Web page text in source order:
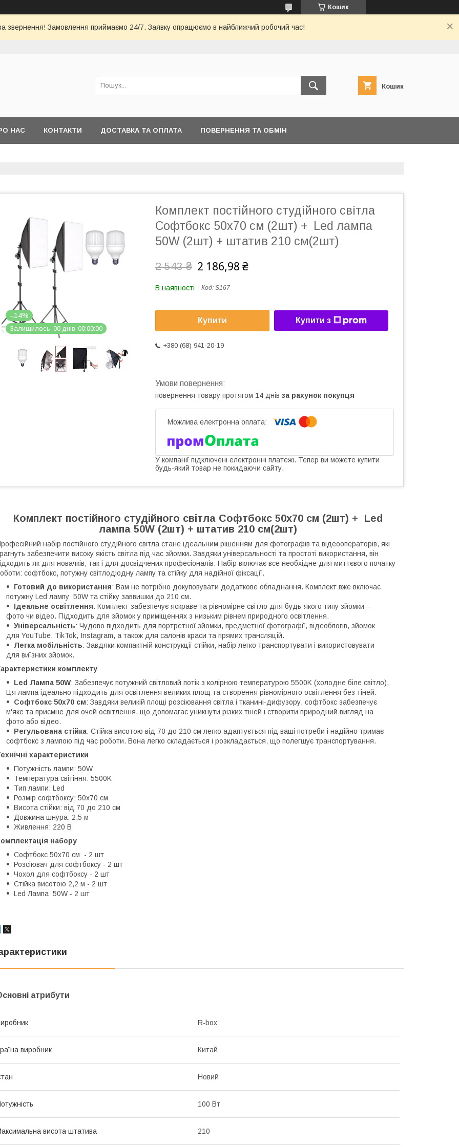
Кошик
звернення! Замовлення приймаємо 24/7. Заявку опрацюємо в найближчий робочий час!
Кошик
НАС КОНТАКТИ ДОСТАВКА ТА ОПЛАТА ПОВЕРНЕННЯ ТА ОБМІН
–14%
Залишилось 00 днів 00 00 00
Комплект постійного студійного світла
Софтбокс 50х70 см (2шт) + Led лампа
50W (2шт) + штатив 210 см(2шт)
2 543 ₴ 2 186,98 ₴
В наявності Код: S167
Купити Купити з
+380 (68) 941-20-19
повернення товару протягом 14 днів за рахунок покупця
У компанії підключені електронні платежі. Тепер ви можете купити
будь-який товар не покидаючи сайту.
Комплект постійного студійного світла Софтбокс 50х70 см (2шт) + Led
лампа 50W (2шт) + штатив 210 см(2шт)
набір постійного студійного світла стане ідеальним рішенням для фотографів та відеооператорів, які
забезпечити високу якість світла під час зйомки. Завдяки універсальності та простоті використання, він
як для новачків, так і для досвідчених професіоналів. Набір включає все необхідне для миттєвого початку
софтбокс, потужну світлодіодну лампу та стійку для надійної фіксації.
Готовий до використання: Вам не потрібно докуповувати додаткове обладнання. Комплект вже включає
потужну Led лампу 50W та стійку заввишки до 210 см.
Ідеальне освітлення: Комплект забезпечує яскраве та рівномірне світло для будь-якого типу зйомки –
фото чи відео. Підходить для зйомок у приміщеннях з низьким рівнем природного освітлення.
Універсальність: Чудово підходить для портретної зйомки, предметної фотографії, відеоблогів, зйомок
для YouTube, TikTok, Instagram, а також для салонів краси та прямих трансляцій.
Легка мобільність: Завдяки компактній конструкції стійки, набір легко транспортувати і використовувати
для виїзних зйомок.
комплекту
Led Лампа 50W: Забезпечує потужний світловий потік з колірною температурою 5500K (холодне біле світло).
Ця лампа ідеально підходить для освітлення великих площ та створення рівномірного освітлення без тіней.
Софтбокс 50х70 см: Завдяки великій площі розсіювання світла і тканині-дифузору, софтбокс забезпечує
м'яке та приємне для очей освітлення, що допомагає уникнути різких тіней і створити природний вигляд на
фото або відео.
Регульована стійка: Стійка висотою від 70 до 210 см легко адаптується під ваші потреби і надійно тримає
софтбокс з лампою під час роботи. Вона легко складається і розкладається, що полегшує транспортування.
характеристики
Потужність лампи: 50W
Температура світіння: 5500K
Тип лампи: Led
Розмір софтбоксу: 50х70 см
Висота стійки: від 70 до 210 см
Довжина шнура: 2,5 м
Живлення: 220 В
набору
Софтбокс 50х70 см - 2 шт
Розсіювач для софтбоксу - 2 шт
Чохол для софтбоксу - 2 шт
Стійка висотою 2,2 м - 2 шт
Led Лампа 50W - 2 шт
атрибути
R-box
виробник Китай
Новий
100 Вт
висота штатива 210